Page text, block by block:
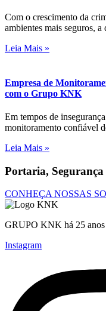
Com o crescimento da
ambientes mais seguros, a
Leia Mais »
Empresa de
com o Grupo KNK
Em tempos de
monitoramento confiável
Leia Mais »
Portaria, Segurança
CONHEÇA NOSSAS
GRUPO KNK há 25 anos
Instagram